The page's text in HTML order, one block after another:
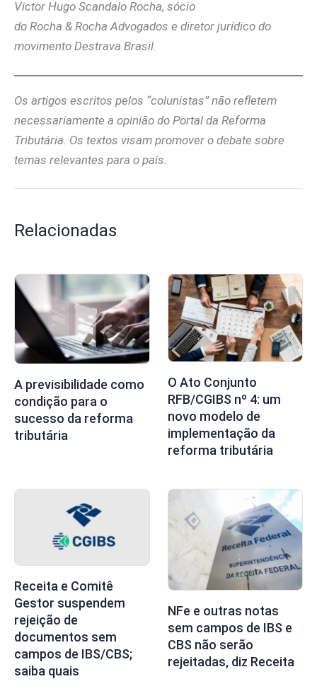
Victor Hugo Scandalo Rocha, sócio
do Rocha & Rocha Advogados e diretor jurídico do
movimento Destrava Brasil
Os artigos escritos pelos “colunistas” não refletem
necessariamente a opinião do Portal da Reforma
Tributária. Os textos visam promover o debate sobre
temas relevantes para o país.
Relacionadas
A previsibilidade como
condição para o
sucesso da reforma
tributária
O Ato Conjunto
RFB/CGIBS nº 4: um
novo modelo de
implementação da
reforma tributária
Receita e Comitê
Gestor suspendem
rejeição de
documentos sem
campos de IBS/CBS;
saiba quais
NFe e outras notas
sem campos de IBS e
CBS não serão
rejeitadas, diz Receita